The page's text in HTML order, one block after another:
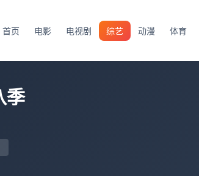
首页 电影 电视剧 综艺 动漫 体育
季